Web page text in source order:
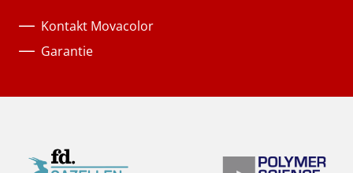
Kontakt Movacolor
Garantie